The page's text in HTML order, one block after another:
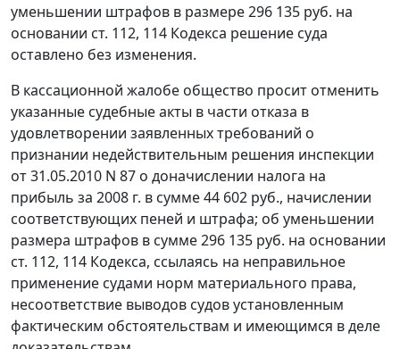
уменьшении штрафов в размере 296 135 руб. на
основании ст. 112, 114 Кодекса решение суда
оставлено без изменения.
В кассационной жалобе общество просит отменить
указанные судебные акты в части отказа в
удовлетворении заявленных требований о
признании недействительным решения инспекции
от 31.05.2010 N 87 о доначислении налога на
прибыль за 2008 г. в сумме 44 602 руб., начислении
соответствующих пеней и штрафа; об уменьшении
размера штрафов в сумме 296 135 руб. на основании
ст. 112, 114 Кодекса, ссылаясь на неправильное
применение судами норм материального права,
несоответствие выводов судов установленным
фактическим обстоятельствам и имеющимся в деле